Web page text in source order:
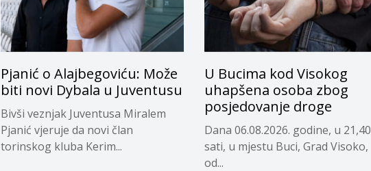
Pjanić o Alajbegoviću: Može
biti novi Dybala u Juventusu
Bivši veznjak Juventusa Miralem
Pjanić vjeruje da novi član
torinskog kluba Kerim...
U Bucima kod Visokog
uhapšena osoba zbog
posjedovanje droge
Dana 06.08.2026. godine, u 21,40
sati, u mjestu Buci, Grad Visoko,
od...